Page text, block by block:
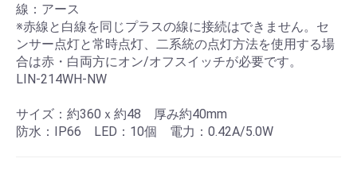
線：アース
※赤線と白線を同じプラスの線に接続はできません。セ
ンサー点灯と常時点灯、二系統の点灯方法を使用する場
合は赤・白両方にオン/オフスイッチが必要です。
LIN-214WH-NW
サイズ：約360ｘ約48 厚み約40mm
防水：IP66 LED：10個 電力：0.42A/5.0W